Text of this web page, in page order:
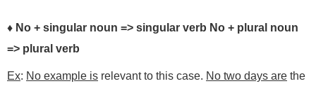
♦ No + singular noun => singular verb No + plural noun
=> plural verb
Ex: No example is relevant to this case. No two days are the